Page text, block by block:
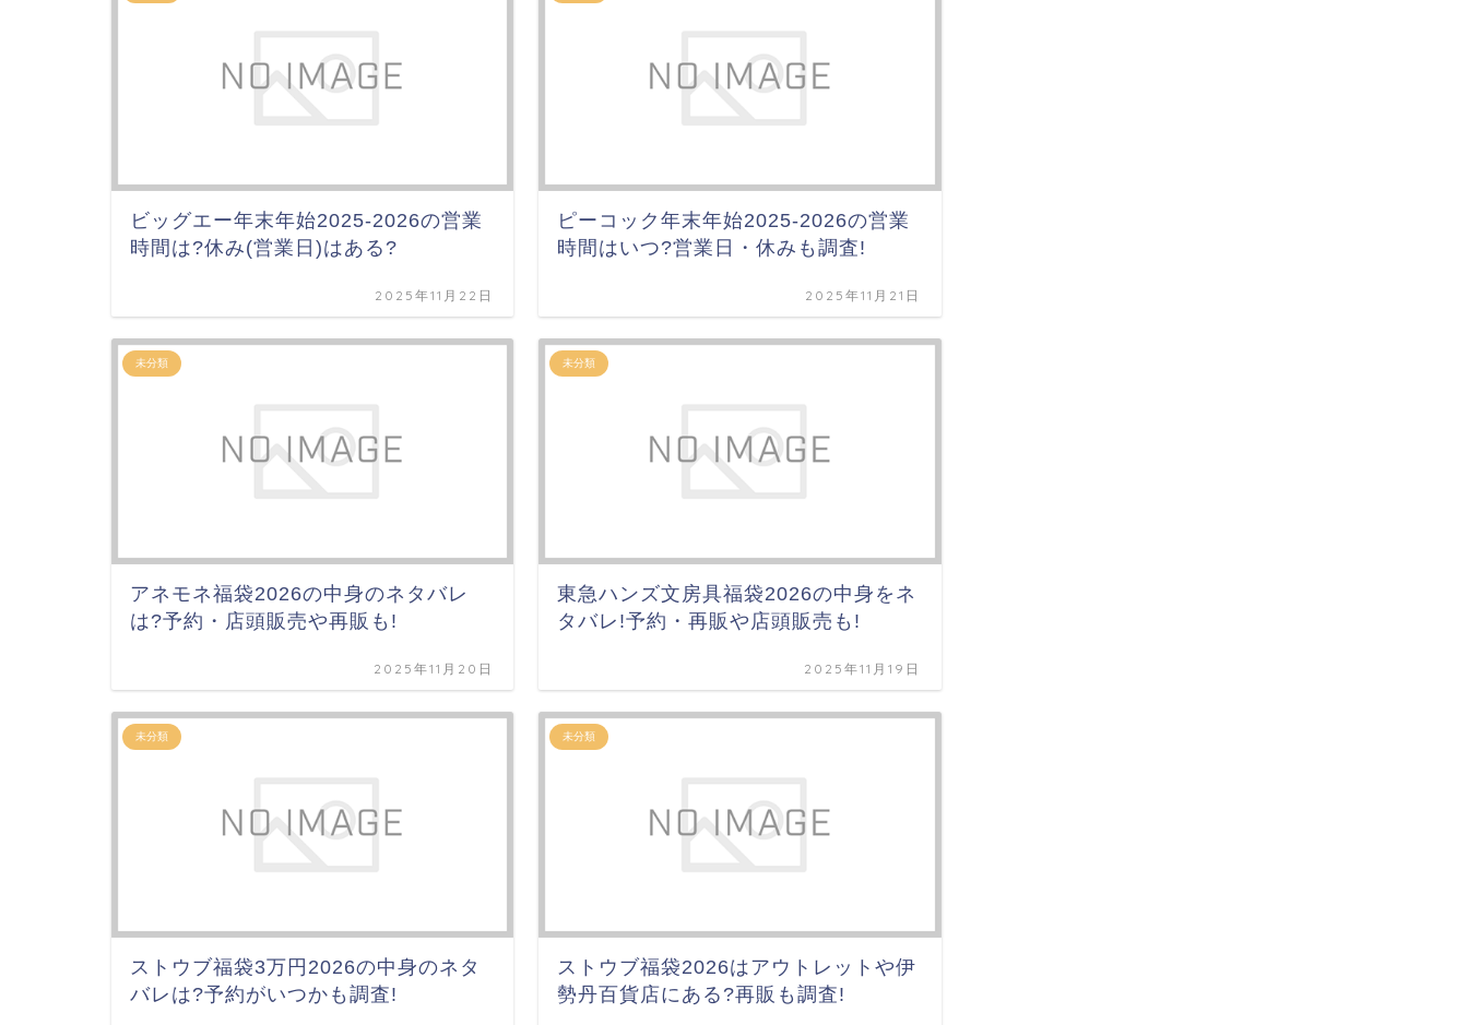
ビッグエー年末年始2025-2026の営業
時間は?休み(営業日)はある?
2025年11月22日
ピーコック年末年始2025-2026の営業
時間はいつ?営業日・休みも調査!
2025年11月21日
未分類
アネモネ福袋2026の中身のネタバレ
は?予約・店頭販売や再販も!
2025年11月20日
未分類
東急ハンズ文房具福袋2026の中身をネ
タバレ!予約・再販や店頭販売も!
2025年11月19日
未分類
ストウブ福袋3万円2026の中身のネタ
バレは?予約がいつかも調査!
未分類
ストウブ福袋2026はアウトレットや伊
勢丹百貨店にある?再販も調査!